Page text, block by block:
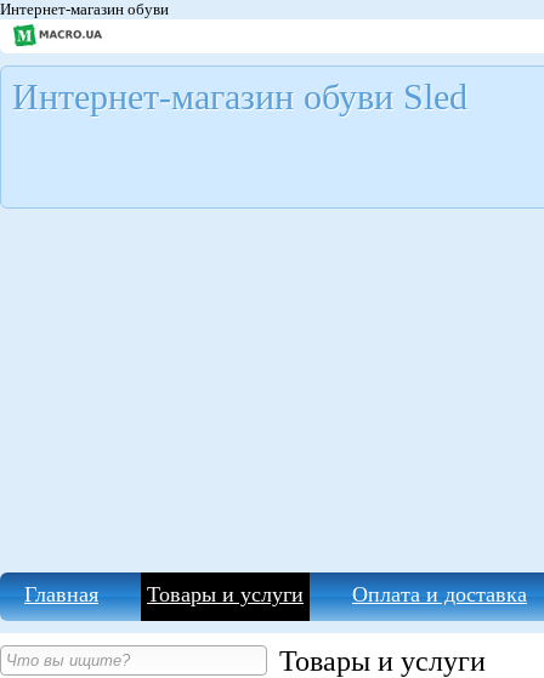
Интернет-магазин обуви
Интернет-магазин обуви Sled
Главная Товары и услуги Оплата и доставка
Товары и услуги